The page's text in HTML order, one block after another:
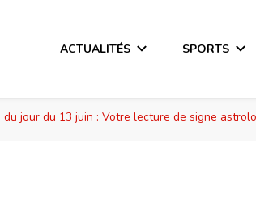
ACTUALITÉS SPORTS
du jour du 13 juin : Votre lecture de signe